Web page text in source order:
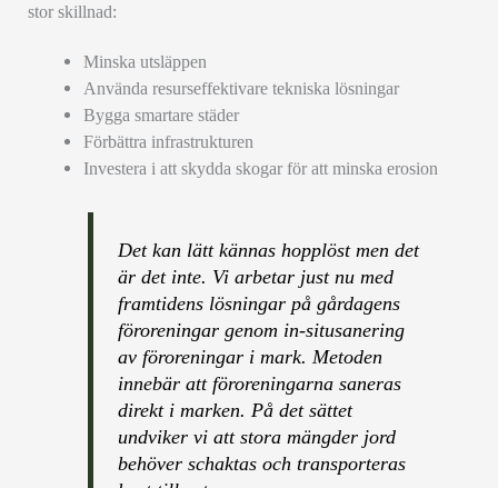
stor skillnad:
Minska utsläppen
Använda resurseffektivare tekniska lösningar
Bygga smartare städer
Förbättra infrastrukturen
Investera i att skydda skogar för att minska erosion
Det kan lätt kännas hopplöst men det
är det inte. Vi arbetar just nu med
framtidens lösningar på gårdagens
föroreningar genom in-situsanering
av föroreningar i mark. Metoden
innebär att föroreningarna saneras
direkt i marken. På det sättet
undviker vi att stora mängder jord
behöver schaktas och transporteras